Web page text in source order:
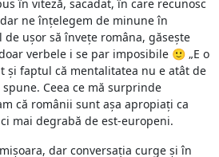
în viteză, sacadat, în care recunosc
ne înțelegem de minune în
ușor să învețe româna, găsește
verbele i se par imposibile 🙂 „E o
și faptul că mentalitatea nu e atât de
Ceea ce mă surprinde
că românii sunt așa apropiați ca
mai degrabă de est-europeni.
dar conversația curge și în